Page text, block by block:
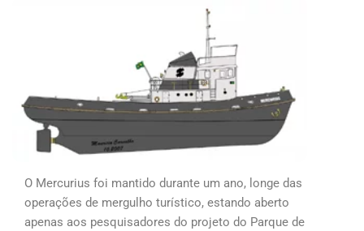
O Mercurius foi mantido durante um ano, longe das
operações de mergulho turístico, estando aberto
apenas aos pesquisadores do projeto do Parque de